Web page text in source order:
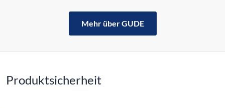
Mehr über GUDE
Produktsicherheit